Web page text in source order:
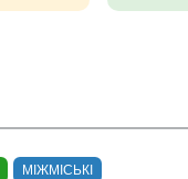
МІЖМІСЬКІ